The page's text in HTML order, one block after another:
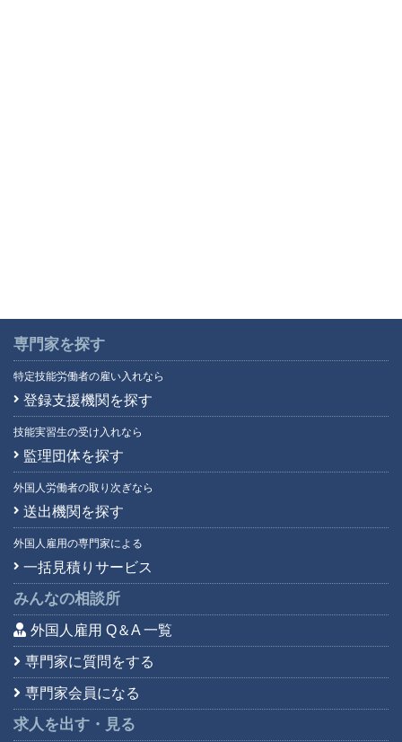
専門家を探す
特定技能労働者の雇い入れなら
登録支援機関を探す
技能実習生の受け入れなら
監理団体を探す
外国人労働者の取り次ぎなら
送出機関を探す
外国人雇用の専門家による
一括見積りサービス
みんなの相談所
外国人雇用 Q＆A 一覧
専門家に質問をする
専門家会員になる
求人を出す・見る